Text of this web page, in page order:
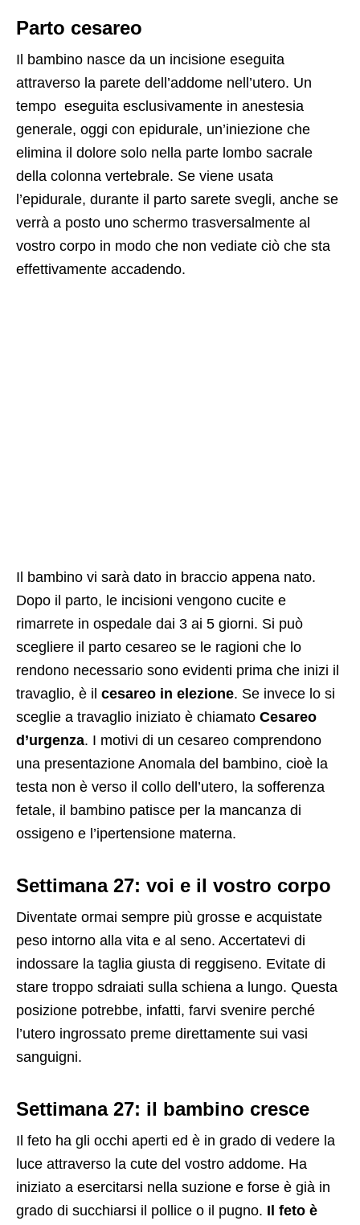
Parto cesareo
Il bambino nasce da un incisione eseguita
attraverso la parete dell’addome nell’utero. Un
tempo eseguita esclusivamente in anestesia
generale, oggi con epidurale, un’iniezione che
elimina il dolore solo nella parte lombo sacrale
della colonna vertebrale. Se viene usata
l’epidurale, durante il parto sarete svegli, anche se
verrà a posto uno schermo trasversalmente al
vostro corpo in modo che non vediate ciò che sta
effettivamente accadendo.
Il bambino vi sarà dato in braccio appena nato.
Dopo il parto, le incisioni vengono cucite e
rimarrete in ospedale dai 3 ai 5 giorni. Si può
scegliere il parto cesareo se le ragioni che lo
rendono necessario sono evidenti prima che inizi il
travaglio, è il cesareo in elezione. Se invece lo si
sceglie a travaglio iniziato è chiamato Cesareo
d’urgenza. I motivi di un cesareo comprendono
una presentazione Anomala del bambino, cioè la
testa non è verso il collo dell’utero, la sofferenza
fetale, il bambino patisce per la mancanza di
ossigeno e l’ipertensione materna.
Settimana 27: voi e il vostro corpo
Diventate ormai sempre più grosse e acquistate
peso intorno alla vita e al seno. Accertatevi di
indossare la taglia giusta di reggiseno. Evitate di
stare troppo sdraiati sulla schiena a lungo. Questa
posizione potrebbe, infatti, farvi svenire perché
l’utero ingrossato preme direttamente sui vasi
sanguigni.
Settimana 27: il bambino cresce
Il feto ha gli occhi aperti ed è in grado di vedere la
luce attraverso la cute del vostro addome. Ha
iniziato a esercitarsi nella suzione e forse è già in
grado di succhiarsi il pollice o il pugno. Il feto è